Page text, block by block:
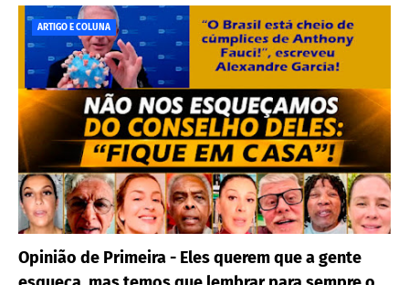
ARTIGO E COLUNA
Opinião de Primeira - Eles querem que a gente